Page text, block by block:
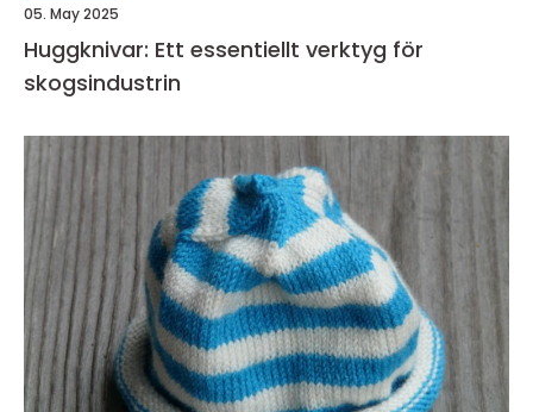
05. May 2025
Huggknivar: Ett essentiellt verktyg för
skogsindustrin